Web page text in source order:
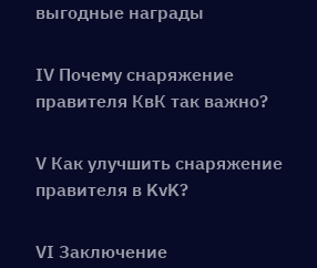
выгодные награды
IV Почему снаряжение
правителя КвК так важно?
V Как улучшить снаряжение
правителя в KvK?
VI Заключение